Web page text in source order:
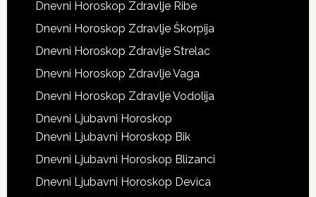
Dnevni Horoskop Zdravlje Ribe
Dnevni Horoskop Zdravlje Škorpija
Dnevni Horoskop Zdravlje Strelac
Dnevni Horoskop Zdravlje Vaga
Dnevni Horoskop Zdravlje Vodolija
Dnevni Ljubavni Horoskop
Dnevni Ljubavni Horoskop Bik
Dnevni Ljubavni Horoskop Blizanci
Dnevni Ljubavni Horoskop Devica